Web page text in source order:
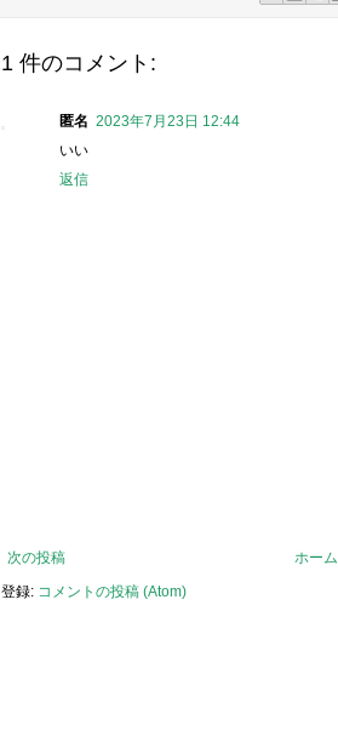
1 件のコメント:
匿名 2023年7月23日 12:44
いい
返信
次の投稿
ホーム
登録: コメントの投稿 (Atom)